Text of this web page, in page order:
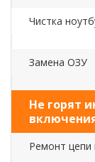
Чистка
Замена ОЗУ
Не горят
Ремонт цепи